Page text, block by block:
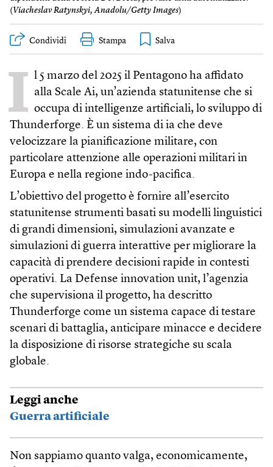
( Viacheslav Ratynskyi, Anadolu/Getty Images)
Condividi Stampa
I l 5 marzo del 2025 il Pentagono ha affidato
alla Scale Ai, un’azienda statunitense che si
occupa di intelligenze artificiali, lo sviluppo di
Thunderforge. È un sistema di ia che deve
velocizzare la pianificazione militare, con
particolare attenzione alle operazioni militari in
Europa e nella regione indo-pacifica.
L’obiettivo del progetto è fornire all’esercito
statunitense strumenti basati su modelli linguistici
di grandi dimensioni, simulazioni avanzate e
simulazioni di guerra interattive per migliorare la
capacità di prendere decisioni rapide in contesti
operativi. La Defense innovation unit, l’agenzia
che supervisiona il progetto, ha descritto
Thunderforge come un sistema capace di testare
scenari di battaglia, anticipare minacce e decidere
la disposizione di risorse strategiche su scala
globale.
Leggi anche
Guerra artificiale
Non sappiamo quanto valga, economicamente,